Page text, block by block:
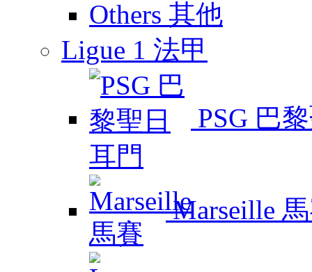
Others 其他
Ligue 1 法甲
PSG 巴
Marseille